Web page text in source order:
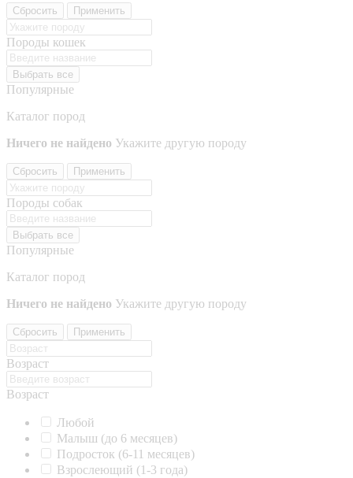
Сбросить Применить
Породы кошек
Выбрать все
Популярные
Каталог пород
Ничего не найдено Укажите другую породу
Сбросить Применить
Породы собак
Выбрать все
Популярные
Каталог пород
Ничего не найдено Укажите другую породу
Сбросить Применить
Возраст
Возраст
Любой
Малыш (до 6 месяцев)
Подросток (6-11 месяцев)
Взрослеющий (1-3 года)